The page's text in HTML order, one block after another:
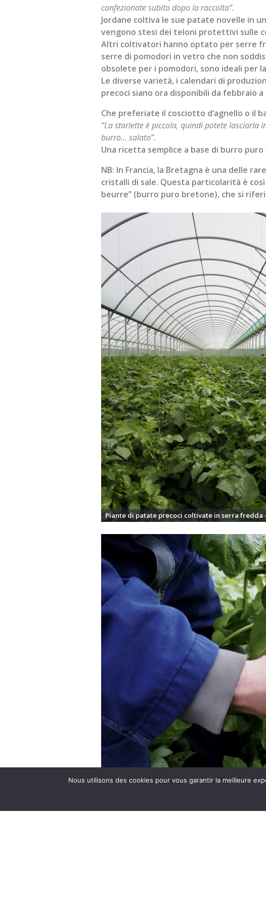
confezionate subito dopo la raccolta”.
Jordane coltiva le sue patate novelle in
vengono stesi dei teloni protettivi sulle
Altri coltivatori hanno optato per serre
serre di pomodori in vetro che non
obsolete per i pomodori, sono ideali per
Le diverse varietà, i calendari di
precoci siano ora disponibili da febbraio
Che preferiate il cosciotto d’agnello o il
“La starlette è piccola, quindi potete
burro… salato”.
Una ricetta semplice a base di burro
NB: In Francia, la Bretagna è una delle
cristalli di sale. Questa particolarità è
beurre” (burro puro bretone), che si
Piante di patate precoci coltivate in serra fredda
Nous utilisons des cookies pour vous garantir la meilleure